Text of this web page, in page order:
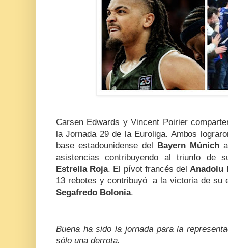
Carsen Edwards y Vincent Poirier
la Jornada 29 de la Euroliga. Ambos
base estadounidense del Bayern Múnich
asistencias contribuyendo al triunfo de
Estrella Roja. El pívot francés delAnadolu
13 rebotes y contribuyó a la victoria de su
Segafredo Bolonia.
Buena ha sido la jornada para la
sólo una derrota.